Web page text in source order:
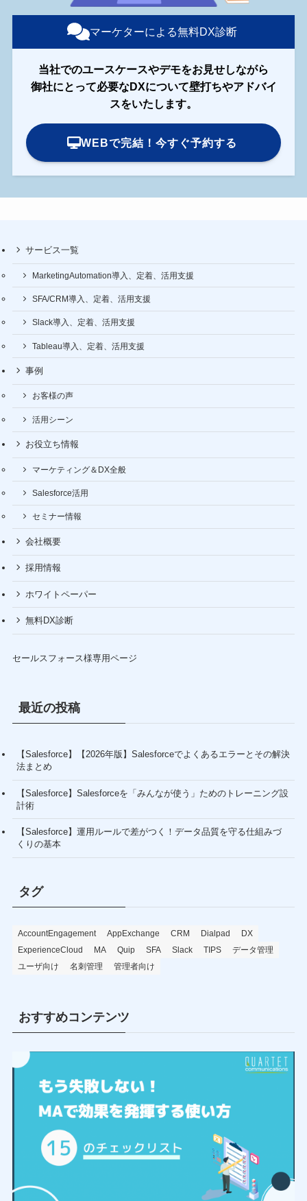
マーケターによる無料DX診断
当社でのユースケースやデモをお見せしながら
御社にとって必要なDXについて壁打ちやアドバイ
スをいたします。
WEBで完結！今すぐ予約する
サービス一覧
MarketingAutomation導入、定着、活用支援
SFA/CRM導入、定着、活用支援
Slack導入、定着、活用支援
Tableau導入、定着、活用支援
事例
お客様の声
活用シーン
お役立ち情報
マーケティング＆DX全般
Salesforce活用
セミナー情報
会社概要
採用情報
ホワイトペーパー
無料DX診断
セールスフォース様専用ページ
最近の投稿
【Salesforce】【2026年版】Salesforceでよくあるエラーとその解決
法まとめ
【Salesforce】Salesforceを「みんなが使う」ためのトレーニング設
計術
【Salesforce】運用ルールで差がつく！データ品質を守る仕組みづ
くりの基本
タグ
AccountEngagement AppExchange CRM Dialpad
DX
ExperienceCloud
MA Quip SFA Slack TIPS
データ管理
ユーザ向け
名刺管理 管理者向け
おすすめコンテンツ